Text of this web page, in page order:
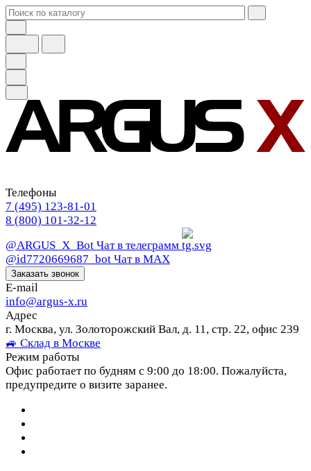
Телефоны
7 (495) 123-81-01
8 (800) 101-32-12
@ARGUS_X_Bot Чат в телеграмм
@id7720669687_bot Чат в МАХ
Заказать звонок
E-mail
info@argus-x.ru
Адрес
г. Москва, ул. Золоторожский Вал, д. 11, стр. 22, офис 239
🚙 Склад в Москве
Режим работы
Офис работает по будням с 9:00 до 18:00. Пожалуйста,
предупредите о визите заранее.